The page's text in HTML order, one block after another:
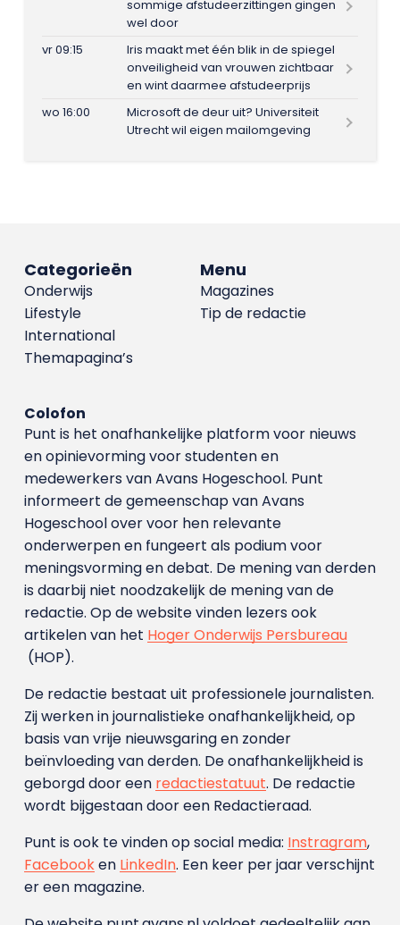
sommige afstudeerzittingen gingen
wel door
vr 09:15
Iris maakt met één blik in de spiegel
onveiligheid van vrouwen zichtbaar
en wint daarmee afstudeerprijs
wo 16:00
Microsoft de deur uit? Universiteit
Utrecht wil eigen mailomgeving
Menu
Magazines
Tip de redactie
Categorieën
Onderwijs
Lifestyle
International
Themapagina’s
Colofon
Punt is het onafhankelijke platform voor nieuws
en opinievorming voor studenten en
medewerkers van Avans Hoge­school. Punt
informeert de gemeenschap van Avans
Hogeschool over voor hen relevante
onderwerpen en fungeert als podium voor
meningsvorming en debat. De mening van derden
is daarbij niet noodzakelijk de mening van de
redactie. Op de website vinden lezers ook
artikelen van het Hoger Onderwijs Persbureau
(HOP).
De redactie bestaat uit professionele journalisten.
Zij werken in journalistieke onafhankelijkheid, op
basis van vrije nieuwsgaring en zonder
beïnvloeding van derden. De onafhankelijkheid is
geborgd door een redactiestatuut. De redactie
wordt bijgestaan door een Redactieraad.
Punt is ook te vinden op social media: Instragram,
Facebooken LinkedIn. Een keer per jaar verschijnt
er een magazine.